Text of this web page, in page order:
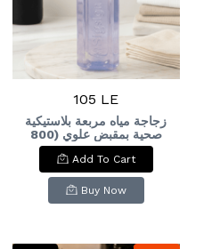
105 LE
زجاجة مياه مربعة بلاستيكية
صحية بمقبض علوي (800
مل)Square Plastic Water
Bottle with Top Handle
(800 ml)
Add To Cart
Buy Now